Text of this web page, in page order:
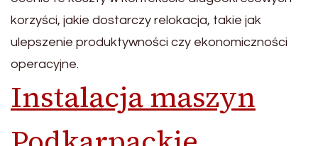
korzyści, jakie dostarczy relokacja, takie jak
ulepszenie produktywności czy ekonomiczności
operacyjne.
Instalacja maszyn